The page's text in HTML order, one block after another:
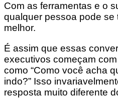
Com as ferramentas e o
qualquer pessoa pode se
melhor.
É assim que essas
executivos começam
como “Como você acha
indo?” Isso
resposta muito diferente